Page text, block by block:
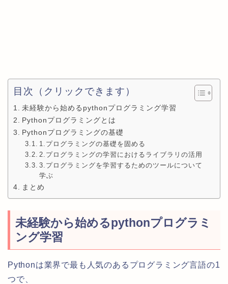
目次（クリックできます）
未経験から始めるpythonプログラミング学習
Pythonプログラミングとは
Pythonプログラミングの基礎
1.プログラミングの基礎を固める
2.プログラミングの学習におけるライブラリの活用
3.プログラミングを学習するためのツールについて
学ぶ
まとめ
未経験から始めるpythonプログラミ
ング学習
Pythonは業界で最も人気のあるプログラミング言語の1
つで、